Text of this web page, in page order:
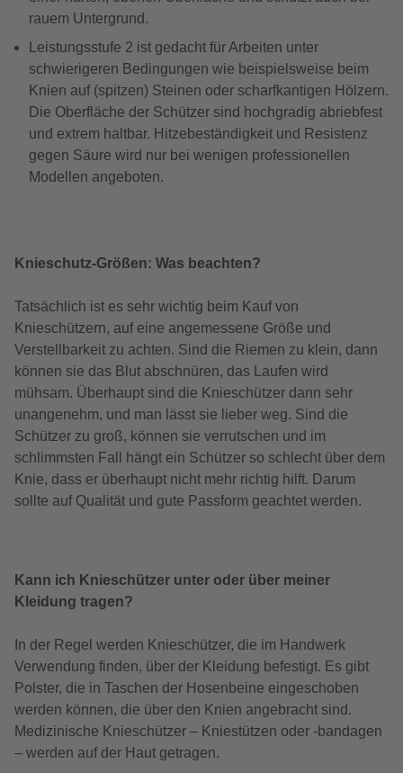
rauem Untergrund.
Leistungsstufe 2 ist gedacht für Arbeiten unter
schwierigeren Bedingungen wie beispielsweise beim
Knien auf (spitzen) Steinen oder scharfkantigen Hölzern.
Die Oberfläche der Schützer sind hochgradig abriebfest
und extrem haltbar. Hitzebeständigkeit und Resistenz
gegen Säure wird nur bei wenigen professionellen
Modellen angeboten.
Knieschutz-Größen: Was beachten?
Tatsächlich ist es sehr wichtig beim Kauf von
Knieschützern, auf eine angemessene Größe und
Verstellbarkeit zu achten. Sind die Riemen zu klein, dann
können sie das Blut abschnüren, das Laufen wird
mühsam. Überhaupt sind die Knieschützer dann sehr
unangenehm, und man lässt sie lieber weg. Sind die
Schützer zu groß, können sie verrutschen und im
schlimmsten Fall hängt ein Schützer so schlecht über dem
Knie, dass er überhaupt nicht mehr richtig hilft. Darum
sollte auf Qualität und gute Passform geachtet werden.
Kann ich Knieschützer unter oder über meiner
Kleidung tragen?
In der Regel werden Knieschützer, die im Handwerk
Verwendung finden, über der Kleidung befestigt. Es gibt
Polster, die in Taschen der Hosenbeine eingeschoben
werden können, die über den Knien angebracht sind.
Medizinische Knieschützer – Kniestützen oder -bandagen
– werden auf der Haut getragen.